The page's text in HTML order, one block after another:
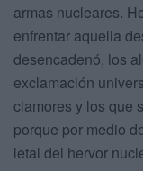
armas nucleares.
enfrentar aquella
desencadenó, los
exclamación
clamores y los que
porque por medio
letal del hervor